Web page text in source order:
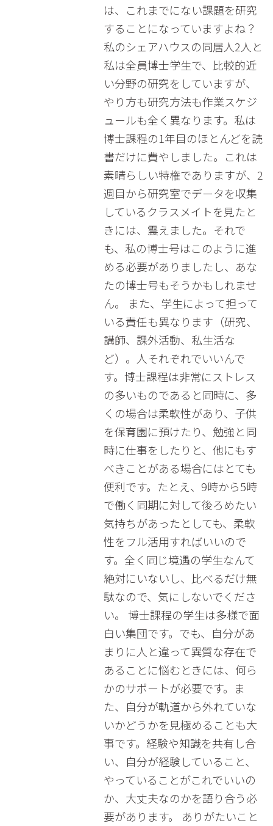
は、これまでにない課題を研究
することになっていますよね？
私のシェアハウスの同居人2人と
私は全員博士学生で、比較的近
い分野の研究をしていますが、
やり方も研究方法も作業スケジ
ュールも全く異なります。私は
博士課程の1年目のほとんどを読
書だけに費やしました。これは
素晴らしい特権でありますが、2
週目から研究室でデータを収集
しているクラスメイトを見たと
きには、震えました。それで
も、私の博士号はこのように進
める必要がありましたし、あな
たの博士号もそうかもしれませ
ん。 また、学生によって担って
いる責任も異なります（研究、
講師、課外活動、私生活な
ど）。人それぞれでいいんで
す。博士課程は非常にストレス
の多いものであると同時に、多
くの場合は柔軟性があり、子供
を保育園に預けたり、勉強と同
時に仕事をしたりと、他にもす
べきことがある場合にはとても
便利です。たとえ、9時から5時
で働く同期に対して後ろめたい
気持ちがあったとしても、柔軟
性をフル活用すればいいので
す。全く同じ境遇の学生なんて
絶対にいないし、比べるだけ無
駄なので、気にしないでくださ
い。 博士課程の学生は多様で面
白い集団です。でも、自分があ
まりに人と違って異質な存在で
あることに悩むときには、何ら
かのサポートが必要です。ま
た、自分が軌道から外れていな
いかどうかを見極めることも大
事です。経験や知識を共有し合
い、自分が経験していること、
やっていることがこれでいいの
か、大丈夫なのかを語り合う必
要があります。 ありがたいこと